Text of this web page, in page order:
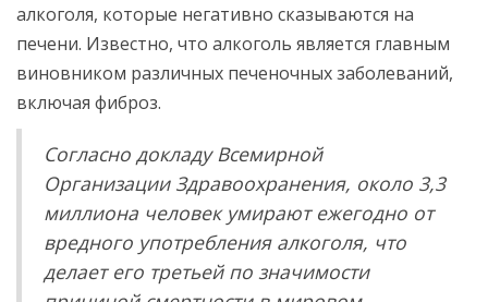
алкоголя, которые негативно сказываются на
печени. Известно, что алкоголь является главным
виновником различных печеночных заболеваний,
включая фиброз.
Согласно докладу Всемирной
Организации Здравоохранения, около 3,3
миллиона человек умирают ежегодно от
вредного употребления алкоголя, что
делает его третьей по значимости